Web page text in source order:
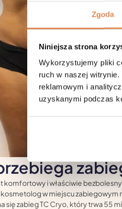
Zgoda
Niniejsza strona
Wykorzystujemy pliki
ruch w naszej
reklamowym i
uzyskanymi podczas
komfortowy i właściwie
w miejscu zabiegowym
się zabieg TC Cryo, który trwa 55